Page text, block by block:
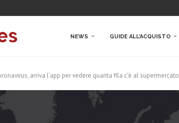
NEWS GUIDE ALL’ACQUISTO
arriva l’app per vedere quanta fila c’è al supermercato